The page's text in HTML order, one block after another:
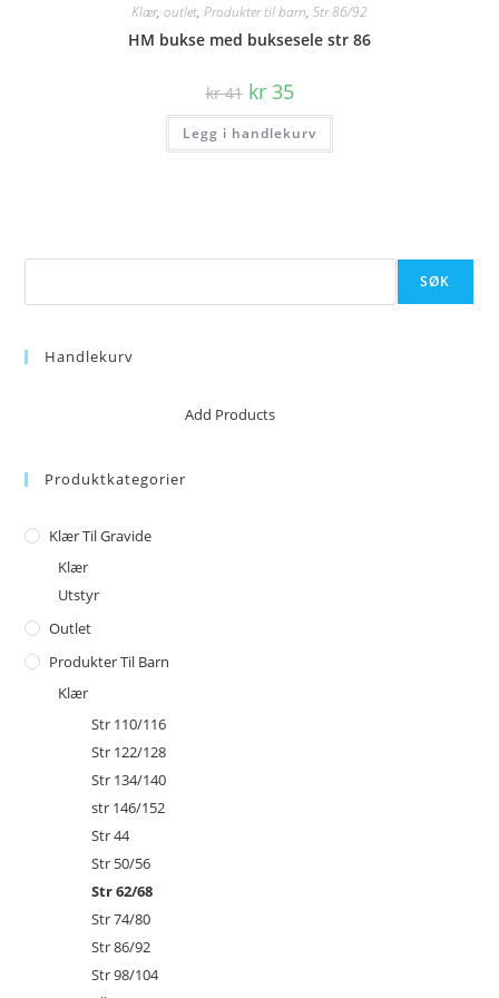
Klær, outlet, Produkter til barn, Str 86/92
HM bukse med buksesele str 86
kr41 Opprinnelig
pris
var:
kr 41.
kr35Nåværende
pris
er:
kr 35.
Legg i handlekurv
SØK
Handlekurv
No products in the cart.Add Products
Produktkategorier
Klær Til Gravide
Klær
Utstyr
Outlet
Produkter Til Barn
Klær
Str 110/116
Str 122/128
Str 134/140
str 146/152
Str 44
Str 50/56
Str 62/68
Str 74/80
Str 86/92
Str 98/104